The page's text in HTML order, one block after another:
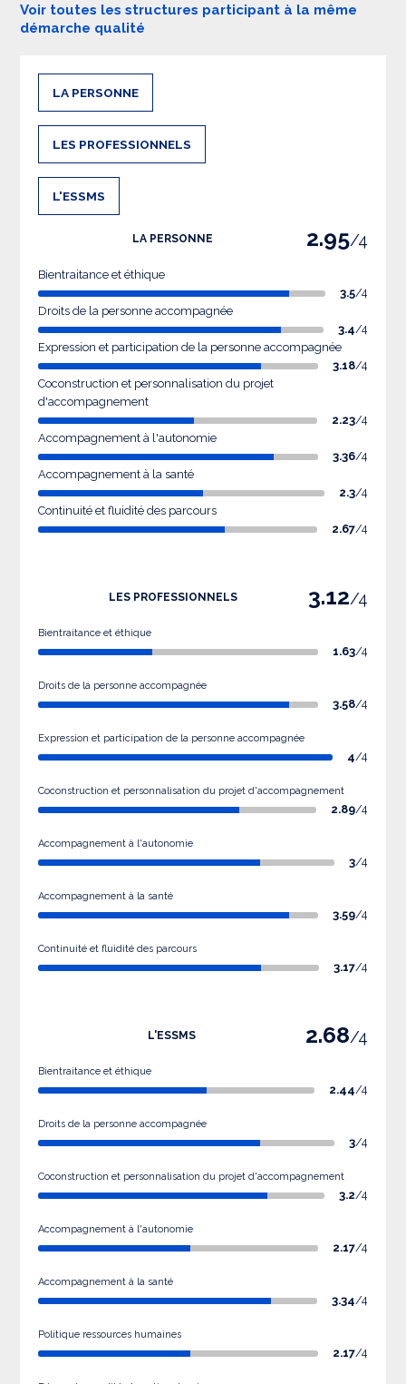
Voir toutes les structures participant à la même
démarche qualité
LA PERSONNE
LES PROFESSIONNELS
L'ESSMS
LA PERSONNE 2.95/4
Bientraitance et éthique
3.5/4
Droits de la personne accompagnée
3.4/4
Expression et participation de la personne accompagnée
3.18/4
Coconstruction et personnalisation du projet
d'accompagnement
2.23/4
Accompagnement à l'autonomie
3.36/4
Accompagnement à la santé
2.3/4
Continuité et fluidité des parcours
2.67/4
LES PROFESSIONNELS 3.12/4
Bientraitance et éthique
1.63/4
Droits de la personne accompagnée
3.58/4
Expression et participation de la personne accompagnée
4/4
Coconstruction et personnalisation du projet d'accompagnement
2.89/4
Accompagnement à l'autonomie
3/4
Accompagnement à la santé
3.59/4
Continuité et fluidité des parcours
3.17/4
L'ESSMS 2.68/4
Bientraitance et éthique
2.44/4
Droits de la personne accompagnée
3/4
Coconstruction et personnalisation du projet d'accompagnement
3.2/4
Accompagnement à l'autonomie
2.17/4
Accompagnement à la santé
3.34/4
Politique ressources humaines
2.17/4